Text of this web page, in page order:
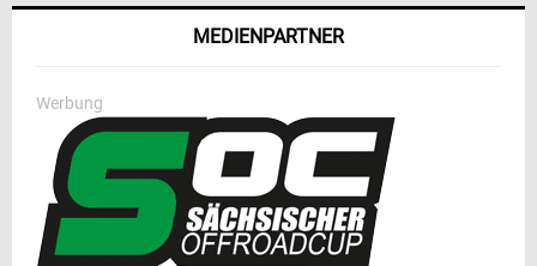
MEDIENPARTNER
Werbung